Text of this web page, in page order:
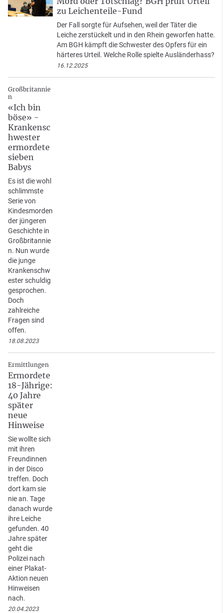
zu Leichenteile-Fund
Der Fall sorgte für Aufsehen, weil der Täter die
Leiche zerstückelt und in den Rhein geworfen hatte.
Am BGH kämpft die Schwester des Opfers für ein
härteres Urteil. Welche Rolle spielte Ausländerhass?
16.12.2025
Großbritannie
n
«Ich bin
böse» -
Krankensc
hwester
ermordete
sieben
Babys
Es ist die wohl
schlimmste
Serie von
Kindesmorden
der jüngeren
Geschichte in
Großbritannie
n. Nun wurde
die junge
Krankenschw
ester schuldig
gesprochen.
Doch
zahlreiche
Fragen sind
offen.
18.08.2023
Ermittlungen
Ermordete
18-Jährige:
40 Jahre
später
neue
Hinweise
Sie wollte sich
mit ihren
Freundinnen
in der Disco
treffen. Doch
dort kam sie
nie an. Tage
danach wurde
ihre Leiche
gefunden. 40
Jahre später
geht die
Polizei nach
einer Plakat-
Aktion neuen
Hinweisen
nach.
20.04.2023